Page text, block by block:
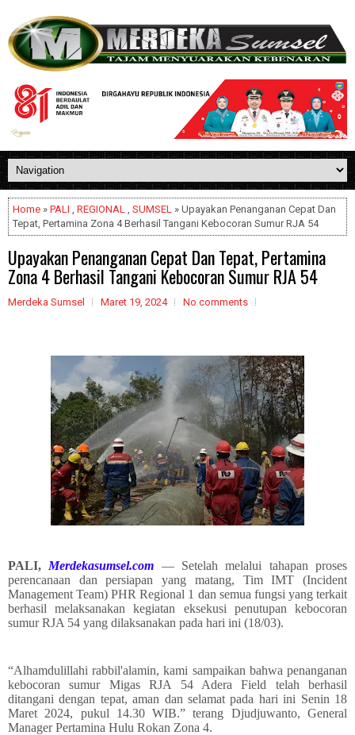
Home » PALI , REGIONAL , SUMSEL » Upayakan Penanganan Cepat Dan
Tepat, Pertamina Zona 4 Berhasil Tangani Kebocoran Sumur RJA 54
Upayakan Penanganan Cepat Dan Tepat, Pertamina
Zona 4 Berhasil Tangani Kebocoran Sumur RJA 54
Merdeka Sumsel Maret 19, 2024 No comments
PALI, Merdekasumsel.com — Setelah melalui tahapan proses
perencanaan dan persiapan yang matang, Tim IMT (Incident
Management Team) PHR Regional 1 dan semua fungsi yang terkait
berhasil melaksanakan kegiatan eksekusi penutupan kebocoran
sumur RJA 54 yang dilaksanakan pada hari ini (18/03).
“Alhamdulillahi rabbil'alamin, kami sampaikan bahwa penanganan
kebocoran sumur Migas RJA 54 Adera Field telah berhasil
ditangani dengan tepat, aman dan selamat pada hari ini Senin 18
Maret 2024, pukul 14.30 WIB.” terang Djudjuwanto, General
Manager Pertamina Hulu Rokan Zona 4.